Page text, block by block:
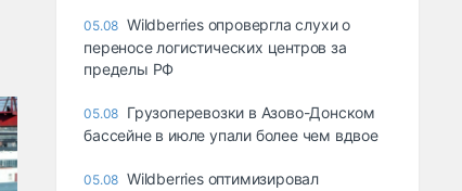
05.08 Wildberries опровергла слухи о
переносе логистических центров за
пределы РФ
05.08 Грузоперевозки в Азово-Донском
бассейне в июле упали более чем вдвое
05.08 Wildberries оптимизировал